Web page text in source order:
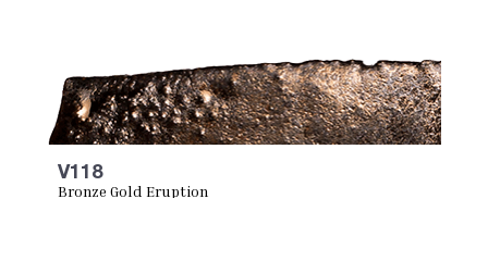
V118
Bronze Gold Eruption